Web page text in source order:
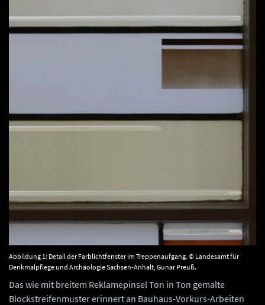
Abbildung 1: Detail der Farblichtfenster im Treppenaufgang. © Landesamt für
Denkmalpflege und Archäologie Sachsen-Anhalt, Gunar Preuß.
Das wie mit breitem Reklamepinsel Ton in Ton gemalte
Blockstreifenmuster erinnert an Bauhaus-Vorkurs-Arbeiten